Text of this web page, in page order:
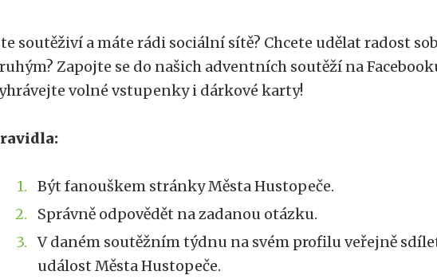
soutěživí a máte rádi sociální sítě? Chcete udělat radost
Zapojte se do našich adventních soutěží na
volné vstupenky i dárkové karty!
Být fanouškem stránky Města Hustopeče.
Správně odpovědět na zadanou otázku.
V daném soutěžním týdnu na svém profilu veřejně
událost Města Hustopeče.